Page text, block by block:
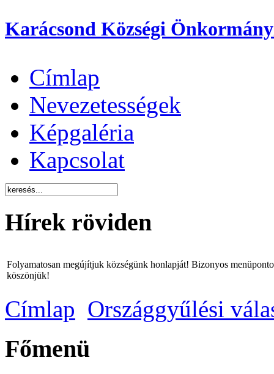
Karácsond Községi
Címlap
Nevezetességek
Képgaléria
Kapcsolat
Hírek röviden
Folyamatosan megújítjuk községünk honlapját! Bizonyos
köszönjük!
Címlap Országgyűlési
Főmenü